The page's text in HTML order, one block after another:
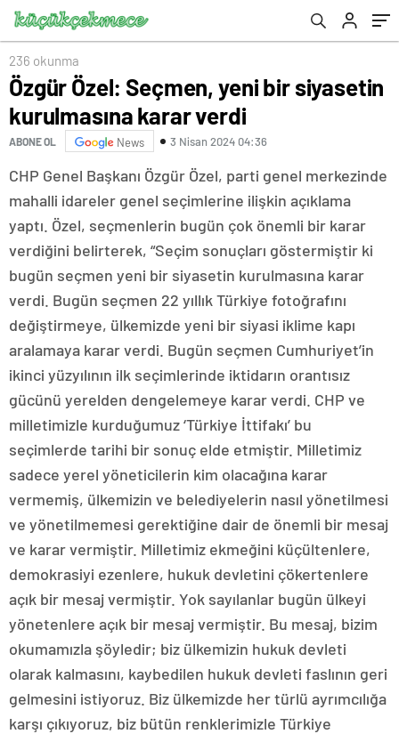
236 okunma
Özgür Özel: Seçmen, yeni bir siyasetin
kurulmasına karar verdi
ABONE OL News 3 Nisan 2024 04:36
CHP Genel Başkanı Özgür Özel, parti genel merkezinde
mahalli idareler genel seçimlerine ilişkin açıklama
yaptı. Özel, seçmenlerin bugün çok önemli bir karar
verdiğini belirterek, “Seçim sonuçları göstermiştir ki
bugün seçmen yeni bir siyasetin kurulmasına karar
verdi. Bugün seçmen 22 yıllık Türkiye fotoğrafını
değiştirmeye, ülkemizde yeni bir siyasi iklime kapı
aralamaya karar verdi. Bugün seçmen Cumhuriyet’in
ikinci yüzyılının ilk seçimlerinde iktidarın orantısız
gücünü yerelden dengelemeye karar verdi. CHP ve
milletimizle kurduğumuz ‘Türkiye İttifakı’ bu
seçimlerde tarihi bir sonuç elde etmiştir. Milletimiz
sadece yerel yöneticilerin kim olacağına karar
vermemiş, ülkemizin ve belediyelerin nasıl yönetilmesi
ve yönetilmemesi gerektiğine dair de önemli bir mesaj
ve karar vermiştir. Milletimiz ekmeğini küçültenlere,
demokrasiyi ezenlere, hukuk devletini çökertenlere
açık bir mesaj vermiştir. Yok sayılanlar bugün ülkeyi
yönetenlere açık bir mesaj vermiştir. Bu mesaj, bizim
okumamızla şöyledir; biz ülkemizin hukuk devleti
olarak kalmasını, kaybedilen hukuk devleti faslının geri
gelmesini istiyoruz. Biz ülkemizde her türlü ayrımcılığa
karşı çıkıyoruz, biz bütün renklerimizle Türkiye